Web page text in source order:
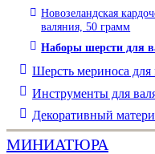
Новозеландская
валяния, 50 грамм
Наборы шерсти для
Шерсть мериноса для
Инструменты для
Декоративный
МИНИАТЮРА